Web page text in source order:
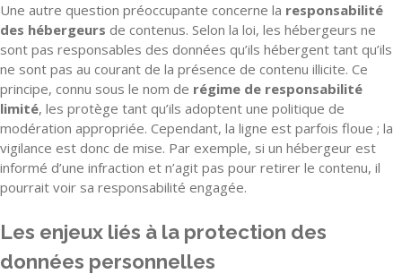
Une autre question préoccupante concerne la responsabilité
des hébergeurs de contenus. Selon la loi, les hébergeurs ne
sont pas responsables des données qu’ils hébergent tant qu’ils
ne sont pas au courant de la présence de contenu illicite. Ce
principe, connu sous le nom de régime de responsabilité
limité, les protège tant qu’ils adoptent une politique de
modération appropriée. Cependant, la ligne est parfois floue ; la
vigilance est donc de mise. Par exemple, si un hébergeur est
informé d’une infraction et n’agit pas pour retirer le contenu, il
pourrait voir sa responsabilité engagée.
Les enjeux liés à la protection des
données personnelles